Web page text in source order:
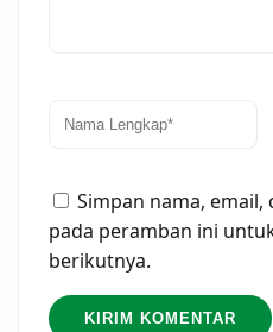
Simpan nama, email,
pada peramban ini
berikutnya.